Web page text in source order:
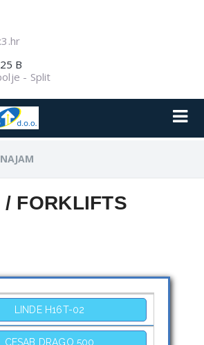
B
- Split
FORKLIFTS
LINDE H16T-02
CESAB DRAGO 500